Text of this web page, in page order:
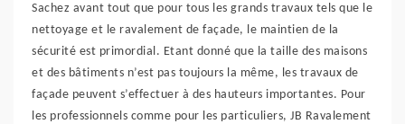
Sachez avant tout que pour tous les grands travaux tels que le
nettoyage et le ravalement de façade, le maintien de la
sécurité est primordial. Etant donné que la taille des maisons
et des bâtiments n’est pas toujours la même, les travaux de
façade peuvent s’effectuer à des hauteurs importantes. Pour
les professionnels comme pour les particuliers, JB Ravalement